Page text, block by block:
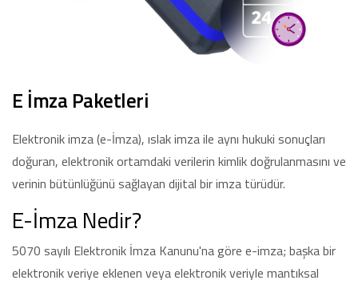
E İmza Paketleri
Elektronik imza (e-İmza), ıslak imza ile aynı hukuki sonuçları
doğuran, elektronik ortamdaki verilerin kimlik doğrulanmasını ve
verinin bütünlüğünü sağlayan dijital bir imza türüdür.
E-İmza Nedir?
5070 sayılı Elektronik İmza Kanunu'na göre e-imza; başka bir
elektronik veriye eklenen veya elektronik veriyle mantıksal